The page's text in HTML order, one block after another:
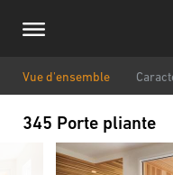
contenu
Vue d'ensemble
345 Porte pliante
Image
Demande de
Numéro de téléphone